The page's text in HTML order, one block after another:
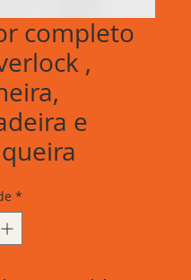
completo
,
e
*